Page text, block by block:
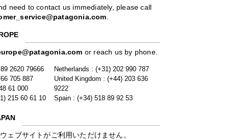
need to contact us immediately, please call
.
or reach us by phone.
2620 79666
705 887
61 000
215 60 61 10
Netherlands : (+31) 202 990 787
United Kingdom : (+44) 203 636
9222
Spain : (+34) 518 89 92 53
ェブサイトがご利用いただけません。